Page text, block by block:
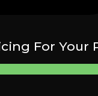
For Your